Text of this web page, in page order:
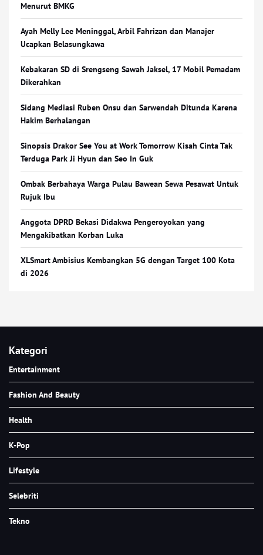
Menurut BMKG
Ayah Melly Lee Meninggal, Arbil Fahrizan dan Manajer
Ucapkan Belasungkawa
Kebakaran SD di Srengseng Sawah Jaksel, 17 Mobil Pemadam
Dikerahkan
Sidang Mediasi Ruben Onsu dan Sarwendah Ditunda Karena
Hakim Berhalangan
Sinopsis Drakor See You at Work Tomorrow Kisah Cinta Tak
Terduga Park Ji Hyun dan Seo In Guk
Ombak Berbahaya Warga Pulau Bawean Sewa Pesawat Untuk
Rujuk Ibu
Anggota DPRD Bekasi Didakwa Pengeroyokan yang
Mengakibatkan Korban Luka
XLSmart Ambisius Kembangkan 5G dengan Target 100 Kota
di 2026
Kategori
Entertainment
Fashion And Beauty
Health
K-Pop
Lifestyle
Selebriti
Tekno